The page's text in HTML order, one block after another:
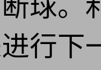
球。
行下